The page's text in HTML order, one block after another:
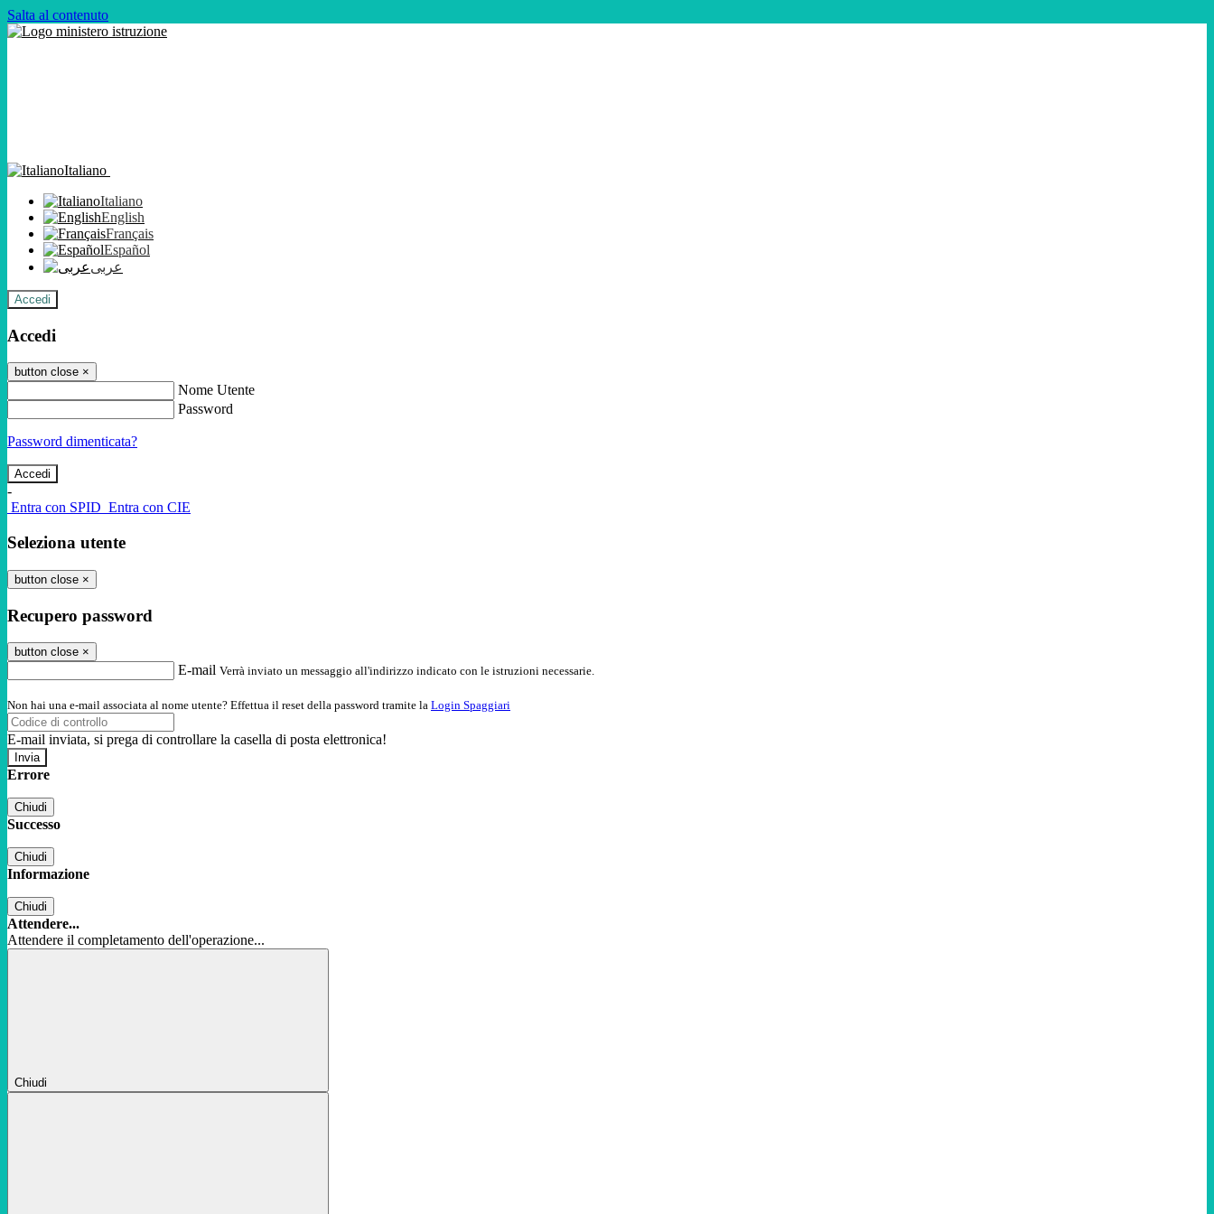
Salta al contenuto
Italiano
Italiano
English
Français
Español
عربى
Accedi
Accedi
button close ×
Nome Utente
Password
Password dimenticata?
-
Entra con SPID Entra con CIE
Seleziona utente
button close ×
Recupero password
button close ×
E-mail Verrà inviato un messaggio all'indirizzo indicato con le istruzioni necessarie.
Non hai una e-mail associata al nome utente? Effettua il reset della password tramite la Login Spaggiari
E-mail inviata, si prega di controllare la casella di posta elettronica!
Errore
Chiudi
Successo
Chiudi
Informazione
Chiudi
Attendere...
Attendere il completamento dell'operazione...
Chiudi